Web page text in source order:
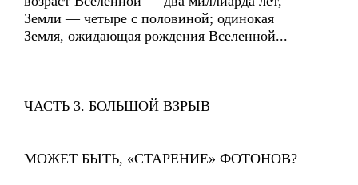
Земли — четыре с половиной; одинокая
Земля, ожидающая рождения Вселенной...
ЧАСТЬ 3. БОЛЬШОЙ ВЗРЫВ
МОЖЕТ БЫТЬ, «СТАРЕНИЕ» ФОТОНОВ?